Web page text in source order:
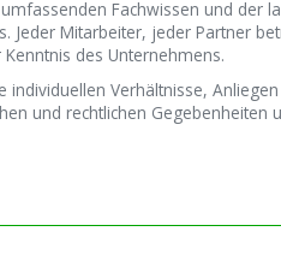
Fach­wissen und der
Jeder Mi­tarbeiter, jeder Partner
des Unter­nehmens.
Verhältnisse,
und rechtlichen Gege­ben­heiten